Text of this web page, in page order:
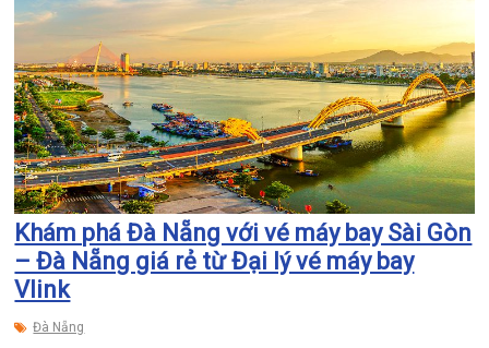
Khám phá Đà Nẵng với vé máy bay Sài Gòn
– Đà Nẵng giá rẻ từ Đại lý vé máy bay
Vlink
Đà Nẵng